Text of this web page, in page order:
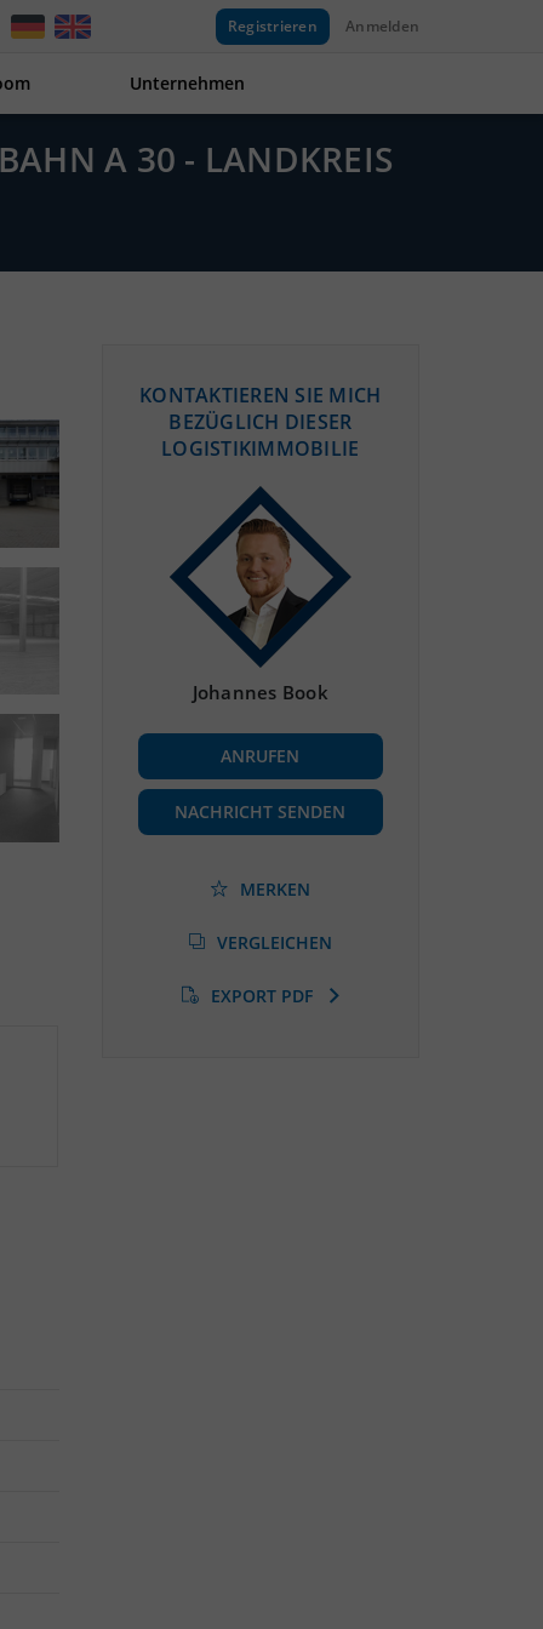
Registrieren Anmelden
Unternehmen
A 30 - LANDKREIS
KONTAKTIEREN SIE MICH
BEZÜGLICH DIESER
LOGISTIKIMMOBILIE
Johannes Book
ANRUFEN
NACHRICHT SENDEN
MERKEN
VERGLEICHEN
EXPORT PDF